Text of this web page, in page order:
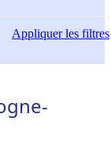
Appliquerles filtres